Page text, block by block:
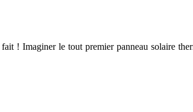
! Imaginer le tout premier panneau solaire